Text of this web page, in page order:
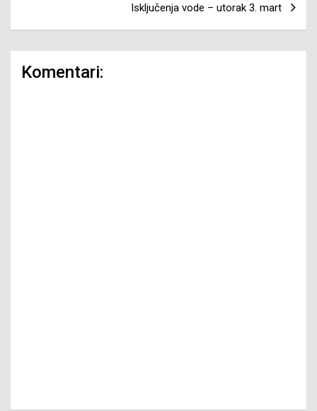
Isključenja vode – utorak 3. mart
Komentari: